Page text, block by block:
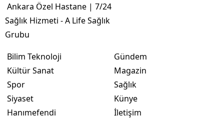
Ankara Özel Hastane | 7/24
Sağlık Hizmeti - A Life Sağlık
Grubu
Bilim Teknoloji
Kültür Sanat
Spor
Siyaset
Hanımefendi
Gündem
Magazin
Sağlık
Künye
İletişim